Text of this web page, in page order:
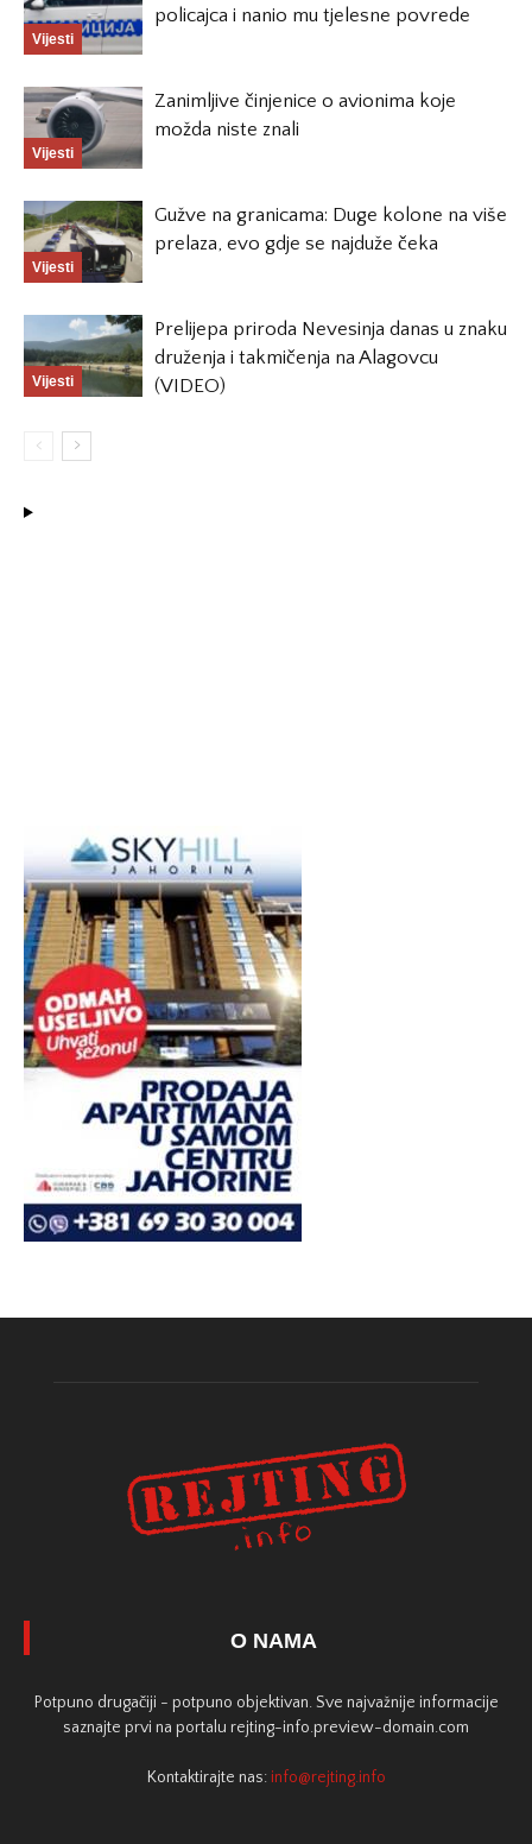
Vijesti
policajca i nanio mu tjelesne povrede
Vijesti
Zanimljive činjenice o avionima koje
možda niste znali
Vijesti
Gužve na granicama: Duge kolone na više
prelaza, evo gdje se najduže čeka
Vijesti
Prelijepa priroda Nevesinja danas u znaku
druženja i takmičenja na Alagovcu
(VIDEO)
O NAMA
Potpuno drugačiji - potpuno objektivan. Sve najvažnije informacije
saznajte prvi na portalu rejting-info.preview-domain.com
Kontaktirajte nas: info@rejting.info